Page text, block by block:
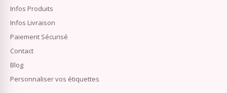
Infos Produits
Infos Livraison
Paiement Sécurisé
Contact
Blog
Personnaliser vos étiquettes